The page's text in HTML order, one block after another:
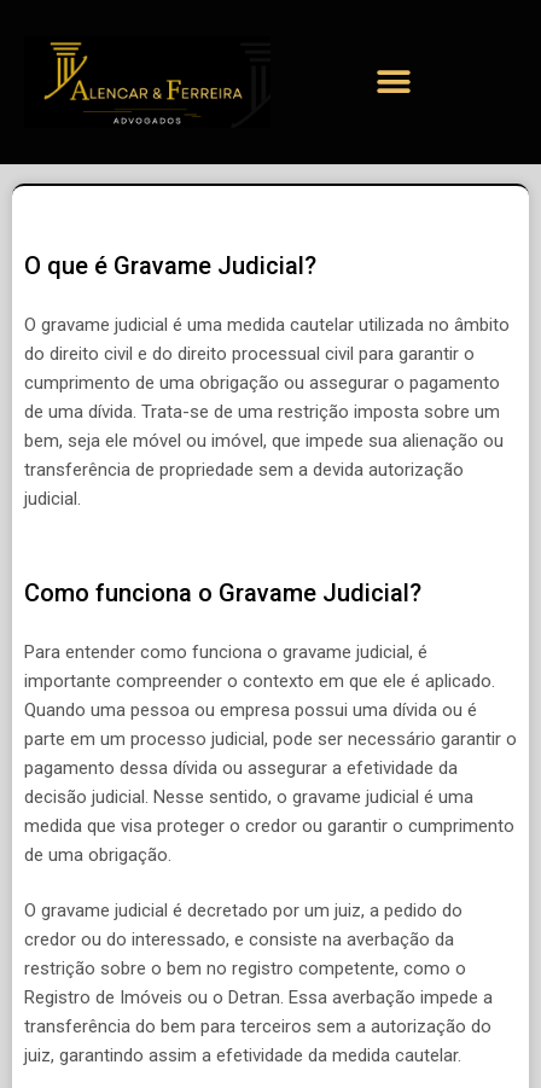
O que é Gravame Judicial?
O gravame judicial é uma medida cautelar utilizada no âmbito
do direito civil e do direito processual civil para garantir o
cumprimento de uma obrigação ou assegurar o pagamento
de uma dívida. Trata-se de uma restrição imposta sobre um
bem, seja ele móvel ou imóvel, que impede sua alienação ou
transferência de propriedade sem a devida autorização
judicial.
Como funciona o Gravame Judicial?
Para entender como funciona o gravame judicial, é
importante compreender o contexto em que ele é aplicado.
Quando uma pessoa ou empresa possui uma dívida ou é
parte em um processo judicial, pode ser necessário garantir o
pagamento dessa dívida ou assegurar a efetividade da
decisão judicial. Nesse sentido, o gravame judicial é uma
medida que visa proteger o credor ou garantir o cumprimento
de uma obrigação.
O gravame judicial é decretado por um juiz, a pedido do
credor ou do interessado, e consiste na averbação da
restrição sobre o bem no registro competente, como o
Registro de Imóveis ou o Detran. Essa averbação impede a
transferência do bem para terceiros sem a autorização do
juiz, garantindo assim a efetividade da medida cautelar.